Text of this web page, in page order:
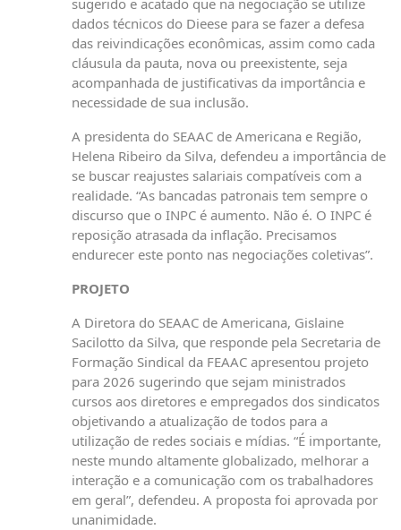
sugerido e acatado que na negociação se utilize
dados técnicos do Dieese para se fazer a defesa
das reivindicações econômicas, assim como cada
cláusula da pauta, nova ou preexistente, seja
acompanhada de justificativas da importância e
necessidade de sua inclusão.
A presidenta do SEAAC de Americana e Região,
Helena Ribeiro da Silva, defendeu a importância de
se buscar reajustes salariais compatíveis com a
realidade. “As bancadas patronais tem sempre o
discurso que o INPC é aumento. Não é. O INPC é
reposição atrasada da inflação. Precisamos
endurecer este ponto nas negociações coletivas”.
PROJETO
A Diretora do SEAAC de Americana, Gislaine
Sacilotto da Silva, que responde pela Secretaria de
Formação Sindical da FEAAC apresentou projeto
para 2026 sugerindo que sejam ministrados
cursos aos diretores e empregados dos sindicatos
objetivando a atualização de todos para a
utilização de redes sociais e mídias. “É importante,
neste mundo altamente globalizado, melhorar a
interação e a comunicação com os trabalhadores
em geral”, defendeu. A proposta foi aprovada por
unanimidade.